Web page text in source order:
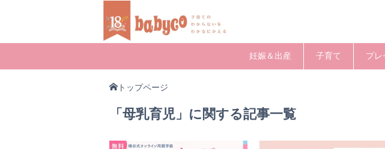
妊娠＆出産 子育て プレ
トップページ
「母乳育児」に関する記事一覧